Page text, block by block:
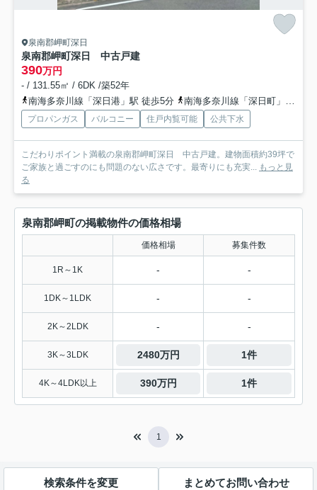
泉南郡岬町深日
泉南郡岬町深日 中古戸建
390万円
- / 131.55㎡ / 6DK /築52年
南海多奈川線「深日港」駅 徒歩5分
南海多奈川線「深日町」駅 徒歩8分
プロパンガス バルコニー 住戸内覧可能 公共下水
こだわりポイント満載の泉南郡岬町深日 中古戸建。建物面積約39坪で
ご家族と過ごすのにも問題のない広さです。最寄りにも充実...
もっと見
る
泉南郡岬町の掲載物件の価格相場
価格相場 募集件数
1R～1K - -
1DK～1LDK - -
2K～2LDK - -
3K～3LDK 2480万円 1件
4K～4LDK以上 390万円 1件
1
検索条件を変更 まとめてお問い合わせ